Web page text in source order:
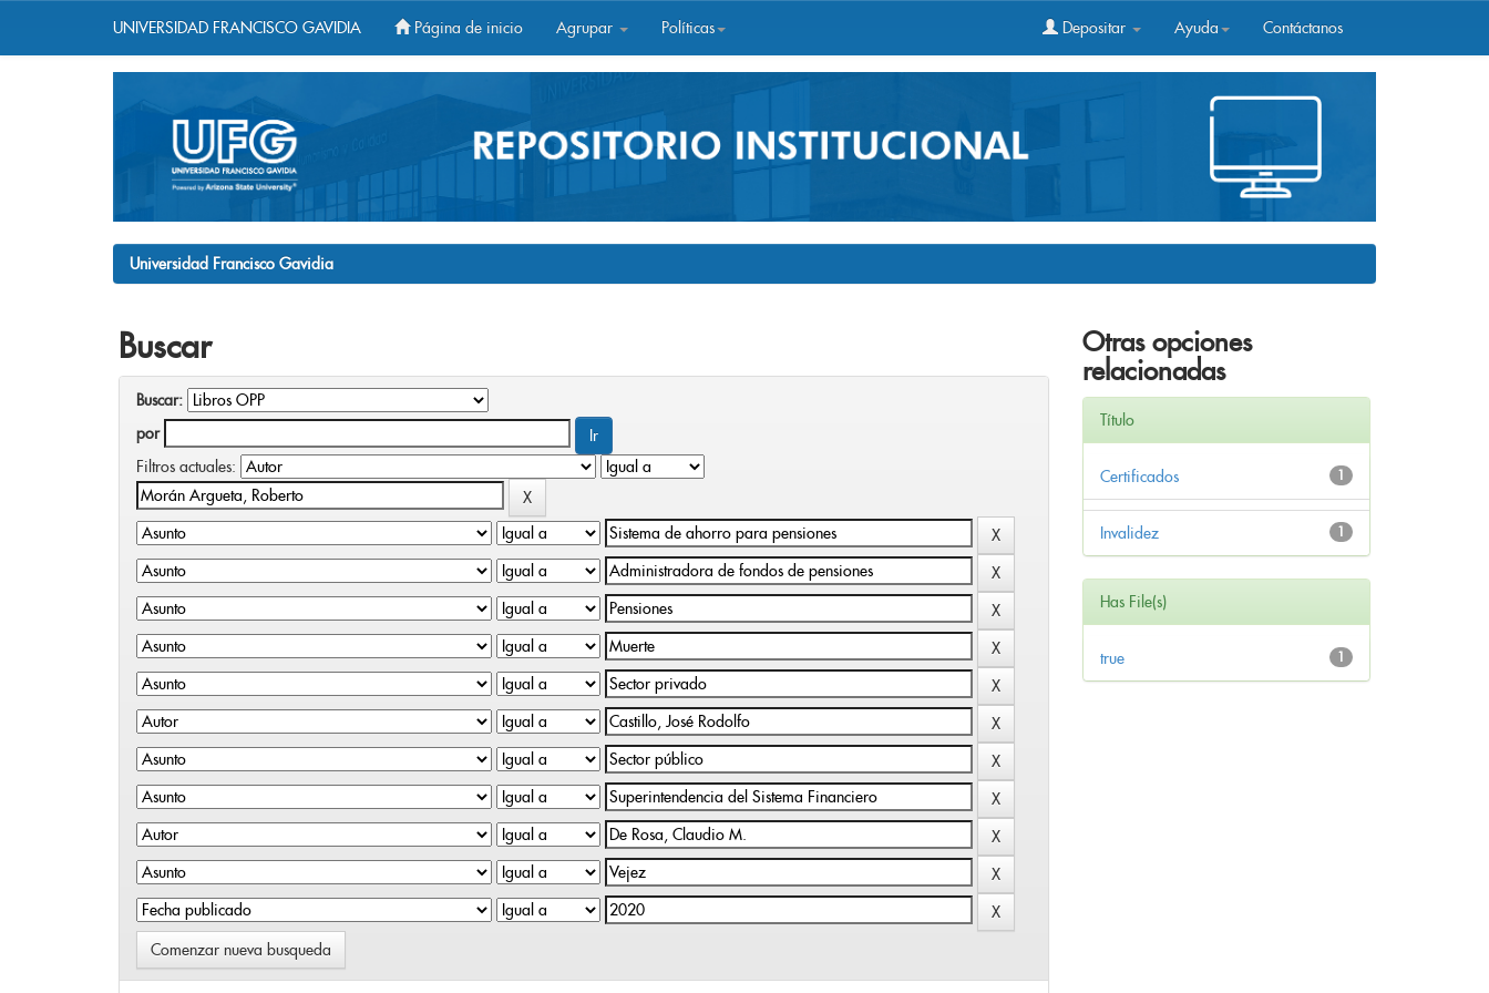
UNIVERSIDAD FRANCISCO GAVIDIA Página de inicio Agrupar Políticas Depositar Ayuda Contáctanos
Universidad Francisco Gavidia
Buscar
Buscar:
por
Filtros actuales:
Comenzar nueva busqueda
Otras opciones
relacionadas
Título
1
Certificados
1
Invalidez
Has File(s)
1
true